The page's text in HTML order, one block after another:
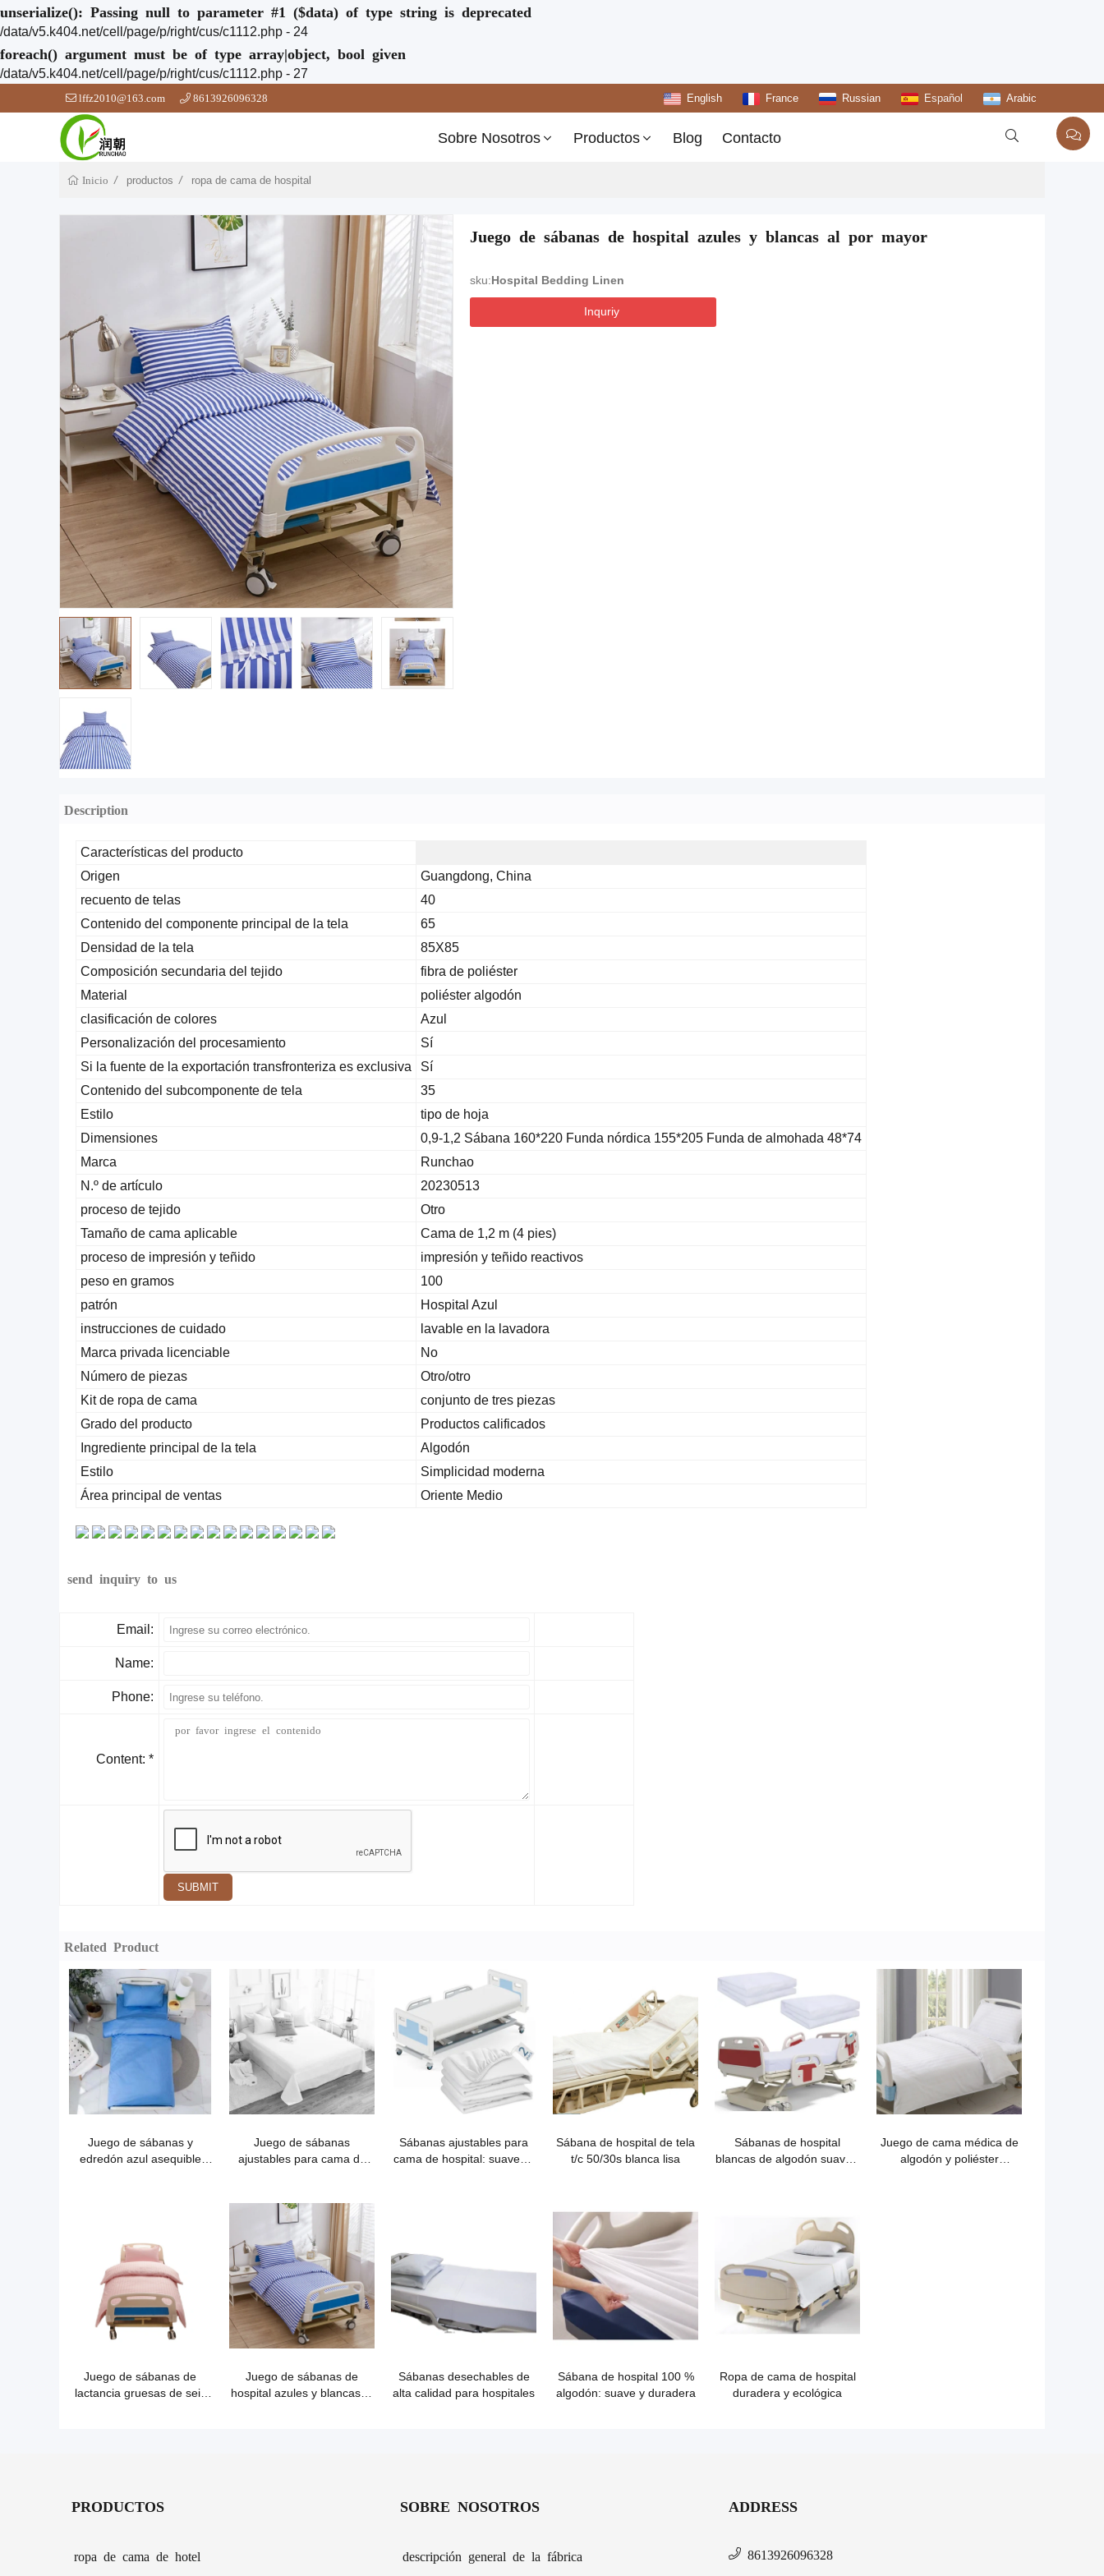
unserialize(): Passing null to parameter #1 ($data) of type string is deprecated
/data/v5.k404.net/cell/page/p/right/cus/c1112.php - 24
foreach() argument must be of type array|object, bool given
/data/v5.k404.net/cell/page/p/right/cus/c1112.php - 27
lffz2010@163.com 8613926096328 English France Russian Español Arabic
Sobre Nosotros Productos Blog Contacto 
Inicio productos ropa de cama de hospital
Juego de sábanas de hospital azules y blancas al por mayor
sku:Hospital Bedding Linen
Inquriy
Description
Características del producto
Origen
Guangdong, China
recuento de telas
40
Contenido del componente principal de la tela
65
Densidad de la tela
85X85
Composición secundaria del tejido
fibra de poliéster
Material
poliéster algodón
clasificación de colores
Azul
Personalización del procesamiento
Sí
Si la fuente de la exportación transfronteriza es exclusiva
Sí
Contenido del subcomponente de tela
35
Estilo
tipo de hoja
Dimensiones
0,9-1,2 Sábana 160*220 Funda nórdica 155*205 Funda de almohada 48*74
Marca
Runchao
N.º de artículo
20230513
proceso de tejido
Otro
Tamaño de cama aplicable
Cama de 1,2 m (4 pies)
proceso de impresión y teñido
impresión y teñido reactivos
peso en gramos
100
patrón
Hospital Azul
instrucciones de cuidado
lavable en la lavadora
Marca privada licenciable
No
Número de piezas
Otro/otro
Kit de ropa de cama
conjunto de tres piezas
Grado del producto
Productos calificados
Ingrediente principal de la tela
Algodón
Estilo
Simplicidad moderna
Área principal de ventas
Oriente Medio
send inquiry to us
Email:
Name:
Phone:
Content: *
SUBMIT
Related Product
Juego de sábanas y
edredón azul asequible
Juego de sábanas
ajustables para cama de
Sábanas ajustables para
cama de hospital: suaves y
Sábana de hospital de tela
t/c 50/30s blanca lisa
Sábanas de hospital
blancas de algodón suave -
Juego de cama médica de
algodón y poliéster
Juego de sábanas de
lactancia gruesas de seis
Juego de sábanas de
hospital azules y blancas al
Sábanas desechables de
alta calidad para hospitales
Sábana de hospital 100 %
algodón: suave y duradera
Ropa de cama de hospital
duradera y ecológica
PRODUCTOS
ropa de cama de hotel
SOBRE NOSOTROS
descripción general de la fábrica
ADDRESS
8613926096328